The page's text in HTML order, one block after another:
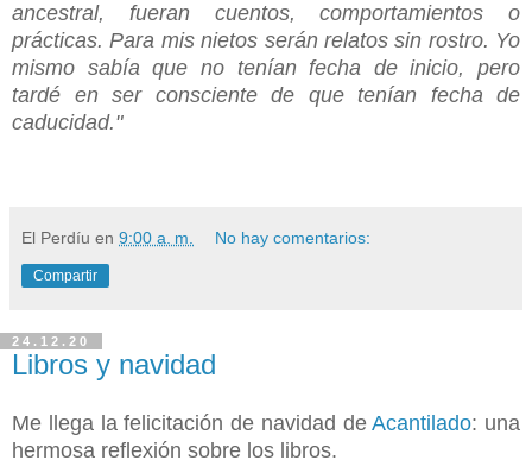
ancestral, fueran cuentos, comportamientos o
prácticas. Para mis nietos serán relatos sin rostro. Yo
mismo sabía que no tenían fecha de inicio, pero
tardé en ser consciente de que tenían fecha de
caducidad."
El Perdíu en 9:00 a. m. No hay comentarios:
Compartir
24.12.20
Libros y navidad
Me llega la felicitación de navidad deAcantilado: una
hermosa reflexión sobre los libros.